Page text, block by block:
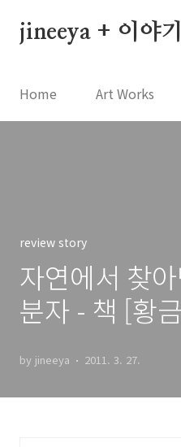
jineeya + 이야
Home Art Works
review story
자연에서 찾
분자 - 책 [황
by jineeya 2011. 3. 27.